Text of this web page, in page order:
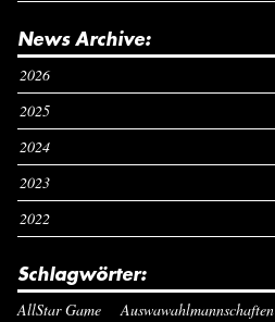
News Archive:
2026
2025
2024
2023
2022
Schlagwörter:
AllStar Game Auswawahlmannschaften